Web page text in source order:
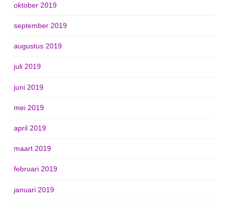
oktober 2019
september 2019
augustus 2019
juli 2019
juni 2019
mei 2019
april 2019
maart 2019
februari 2019
januari 2019